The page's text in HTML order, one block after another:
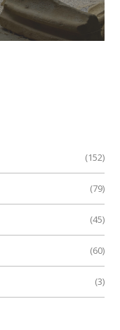
(152)
(79)
(45)
(60)
(3)